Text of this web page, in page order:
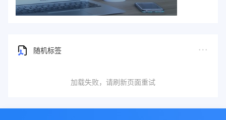
随机标签
加载失败，请刷新页面重试